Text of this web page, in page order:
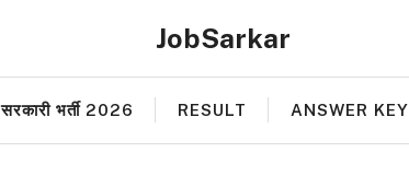
JobSarkar
सरकारी भर्ती 2026 RESULT ANSWER KEY